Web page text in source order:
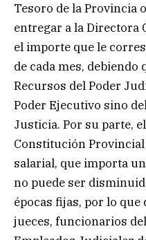
Tesoro de la Provincia
entregar a la Directora
el importe que le
de cada mes,
Recursos del Poder
Poder Ejecutivo sino
Justicia. Por su parte,
Constitución
salarial, que importa
no puede ser
épocas fijas, por lo que
jueces, funcionarios